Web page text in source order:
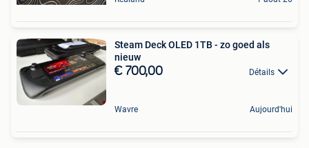
Steam Deck OLED 1TB - zo goed als
nieuw
€ 700,00 Détails
Wavre Aujourd'hui